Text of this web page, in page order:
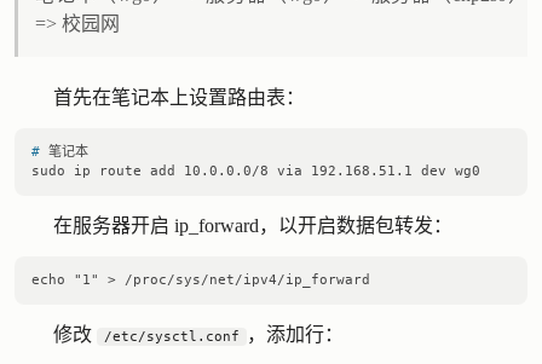
=> 校园网
首先在笔记本上设置路由表：
# 笔记本
在服务器开启 ip_forward，以开启数据包转发：
修改 /etc/sysctl.conf ，添加行：